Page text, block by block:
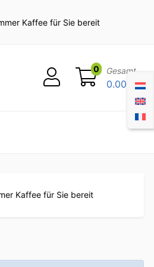
Kaffee für Sie bereit
0 Gesamt
0.00
Kaffee für Sie bereit